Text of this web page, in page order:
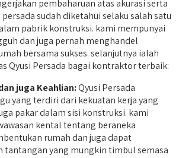
pembaharuan atas akurasi serta
sudah diketahui selaku salah satu
pabrik konstruksi. kami mempunyai
dan juga pernah menghandel
bersama sukses. selanjutnya ialah
Qyusi Persada bagai kontraktor terbaik:
juga Keahlian:Qyusi Persada
yang terdiri dari kekuatan kerja yang
pakar dalam sisi konstruksi. kami
kental tentang beraneka
rumah dan juga dapat
tantangan yang mungkin timbul semasa